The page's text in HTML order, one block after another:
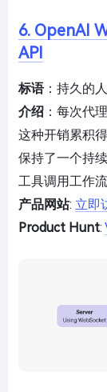
6. OpenAI
API
标语：持久的
介绍 ：每次代
这种开销累积
保持了一个持
工具调用工作
产品网站: 立即
Product Hunt: